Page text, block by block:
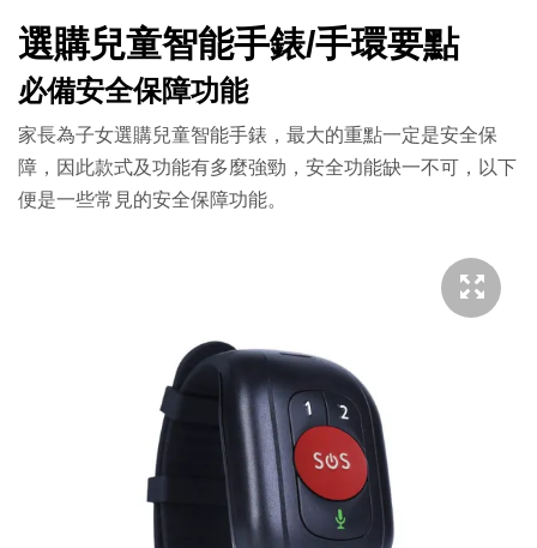
選購兒童智能手錶/手環要點
必備安全保障功能
家長為子女選購兒童智能手錶，最大的重點一定是安全保
障，因此款式及功能有多麼強勁，安全功能缺一不可，以下
便是一些常見的安全保障功能。